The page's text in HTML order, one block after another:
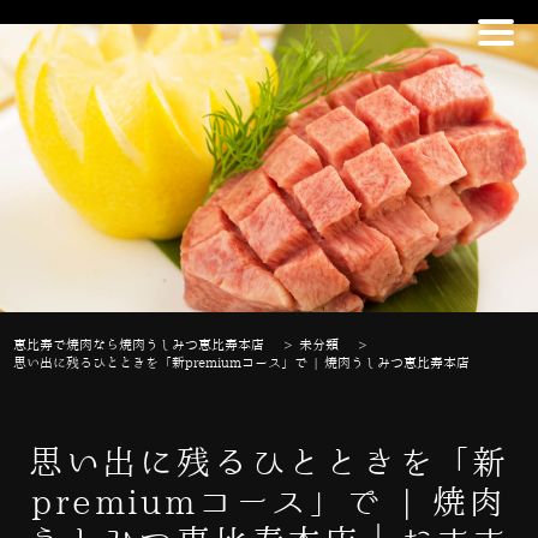
恵比寿で焼肉なら焼肉うしみつ恵比寿本店 >未分類
>
思い出に残るひとときを「新premiumコース」で | 焼肉うしみつ恵比寿本店
思い出に残るひとときを「新
premiumコース」で | 焼肉